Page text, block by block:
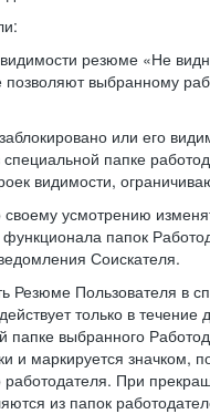
резюме «Не
позволяют выбранному
или его
папке
видимости,
усмотрению
папок
Соискателя.
Резюме Пользователя в
только в
папке выбранного
и маркируется
работодателя. При
из папок